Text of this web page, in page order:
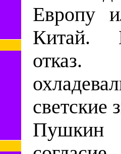
Европу
Китай.
светские